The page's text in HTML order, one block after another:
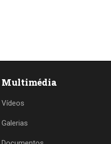
Multimédia
Vídeos
Galerias